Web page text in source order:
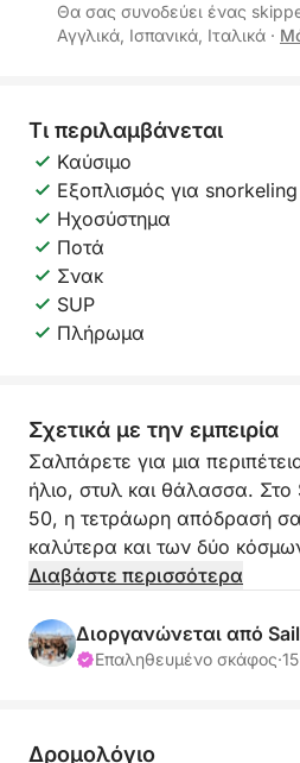
Θα σας συνοδεύει ένας
Αγγλικά, Ισπανικά, Ιταλικά ·
Τι περιλαμβάνεται
Καύσιμο
Εξοπλισμός για snorkeling
Ηχοσύστημα
Ποτά
Σνακ
SUP
Πλήρωμα
Σχετικά με την εμπειρία
Σαλπάρετε για μια
ήλιο, στυλ και θάλασσα.
50, η τετράωρη απόδρασή
καλύτερα και των δύο
κρουαζιέρα και χρόνος
απολαύστε τη μεσογειακή
Κρουαζιέρα νότια προς
Διαβάστε περισσότερα
Διοργανώνεται από
Επαληθευμένο σκάφος·
Δρομολόγιο